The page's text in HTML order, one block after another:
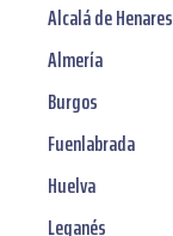
Alcalá de Henares
Almería
Burgos
Fuenlabrada
Huelva
Leganés